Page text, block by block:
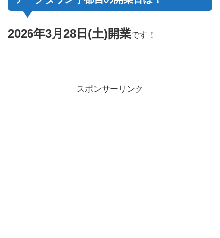
2026年3月28日(土)開業です！
スポンサーリンク